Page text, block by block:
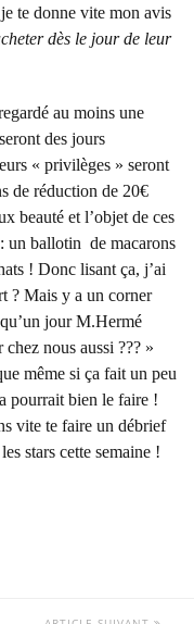
te donne vite mon avis
dès le jour de leur
au moins une
des jours
« privilèges » seront
de réduction de 20€
beauté et l’objet de ces
un ballotin de macarons
! Donc lisant ça, j’ai
? Mais y a un corner
jour M.Hermé
nous aussi ??? »
même si ça fait un peu
pourrait bien le faire !
vite te faire un débrief
stars cette semaine !